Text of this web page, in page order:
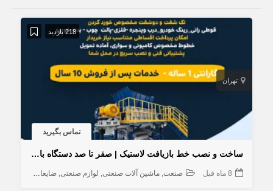
218 بازدید
تهران
تماس بگیرید
ساخت و نصب خط بازیافت لاستیک | صفر تا صد دستگاه بازیافت
8 ماه قبل صنعت ماشین آلات صنعتی لوازم صنعتی ضایعات صنعتی